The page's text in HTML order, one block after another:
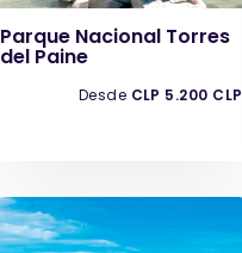
Parque Nacional Torres
del Paine
Desde CLP 5.200 CLP